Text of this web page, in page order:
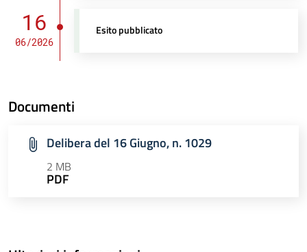
16
06/2026
Esito pubblicato
Documenti
Delibera del 16 Giugno, n. 1029
2 MB
PDF